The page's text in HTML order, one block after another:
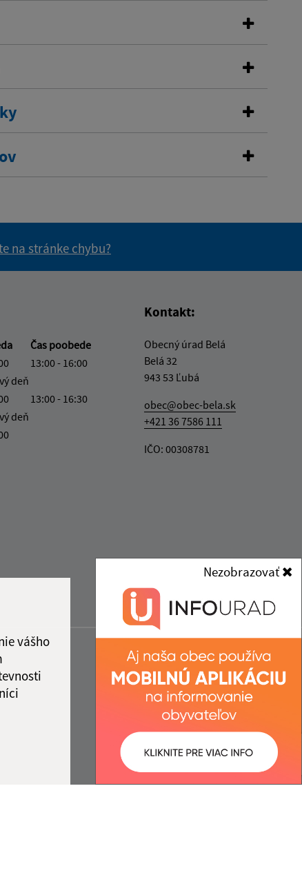
vášho
Nezobrazovať
na stránke chybu?
Čas poobede
13:00 - 16:00
deň
13:00 - 16:30
deň
Kontakt:
Obecný úrad Belá
Belá 32
943 53 Ľubá
obec@obec-bela.sk
+421 36 7586 111
IČO: 00308781